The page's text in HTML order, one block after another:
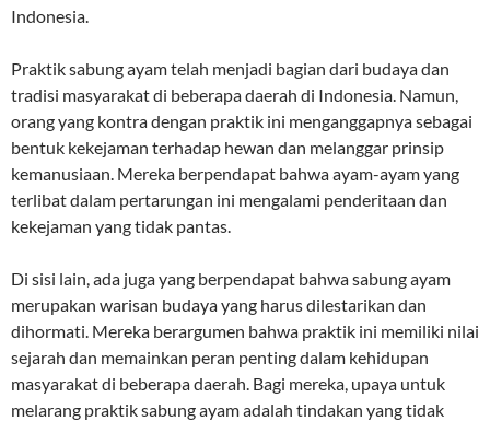
Indonesia.
Praktik sabung ayam telah menjadi bagian dari budaya dan
tradisi masyarakat di beberapa daerah di Indonesia. Namun,
orang yang kontra dengan praktik ini menganggapnya sebagai
bentuk kekejaman terhadap hewan dan melanggar prinsip
kemanusiaan. Mereka berpendapat bahwa ayam-ayam yang
terlibat dalam pertarungan ini mengalami penderitaan dan
kekejaman yang tidak pantas.
Di sisi lain, ada juga yang berpendapat bahwa sabung ayam
merupakan warisan budaya yang harus dilestarikan dan
dihormati. Mereka berargumen bahwa praktik ini memiliki nilai
sejarah dan memainkan peran penting dalam kehidupan
masyarakat di beberapa daerah. Bagi mereka, upaya untuk
melarang praktik sabung ayam adalah tindakan yang tidak